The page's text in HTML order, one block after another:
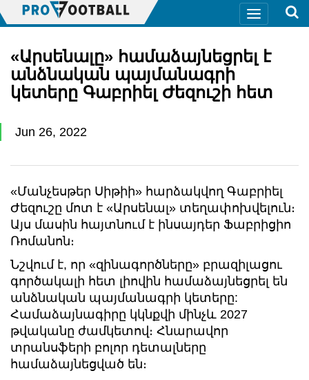
«Արսենալը» համաձայնեցրել է
անձնական պայմանագրի
կետերը Գաբրիել Ժեզուշի հետ
Jun 26, 2022
«Մանչեսթեր Սիթիի» հարձակվող Գաբրիել
Ժեզուշը մոտ է «Արսենալ» տեղափոխվելուն։
Այս մասին հայտնում է ինսայդեր Ֆաբրիցիո
Ռոմանոն։
Նշվում է, որ «զինագործները» բրազիլացու
գործակալի հետ լիովին համաձայնեցրել են
անձնական պայմանագրի կետերը:
Համաձայնագիրը կկնքվի մինչև 2027
թվականը ժամկետով։ Հնարավոր
տրանսֆերի բոլոր դետալները
համաձայնեցված են։